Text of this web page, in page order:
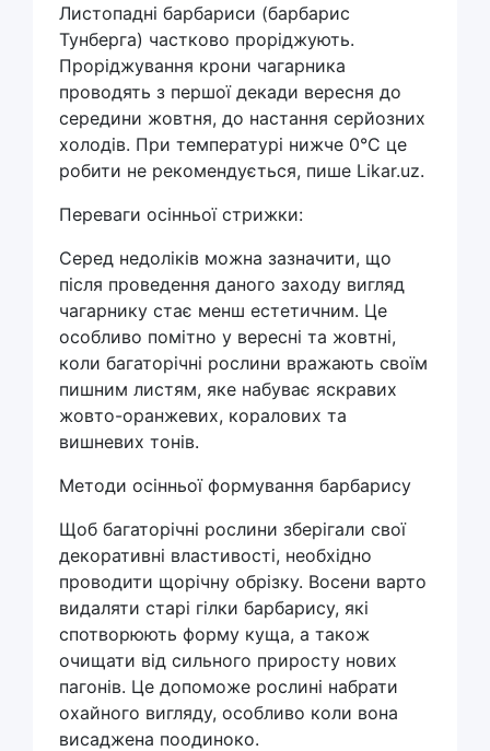
Листопадні барбариси (барбарис
Тунберга) частково проріджують.
Проріджування крони чагарника
проводять з першої декади вересня до
середини жовтня, до настання серйозних
холодів. При температурі нижче 0°С це
робити не рекомендується, пише Likar.uz.
Переваги осінньої стрижки:
Серед недоліків можна зазначити, що
після проведення даного заходу вигляд
чагарнику стає менш естетичним. Це
особливо помітно у вересні та жовтні,
коли багаторічні рослини вражають своїм
пишним листям, яке набуває яскравих
жовто-оранжевих, коралових та
вишневих тонів.
Методи осінньої формування барбарису
Щоб багаторічні рослини зберігали свої
декоративні властивості, необхідно
проводити щорічну обрізку. Восени варто
видаляти старі гілки барбарису, які
спотворюють форму куща, а також
очищати від сильного приросту нових
пагонів. Це допоможе рослині набрати
охайного вигляду, особливо коли вона
висаджена поодиноко.